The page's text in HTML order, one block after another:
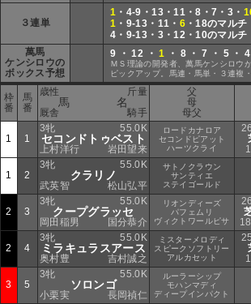
３連単
1 ・4-9・13・11・8・7・3・
1 ・9-13・11・ 6 ・18のマルチ
4・9-13・3・12・10のマルチ
萬馬
ケンシロウの
ボックス予想
9 ・ 12 ・1 ・ 8 ・ 7 ・ 5 ・ 4
ＭＳ理論の開発者、萬馬ケンシロウ
ピックアップ。馬連・馬単・３連複
枠
番
馬
番
斤量
歳性
馬 名
厩舎 騎手
父
母
母父
1 1
55.0K
3牝
セコンドトゥベスト
上村洋行 岩田望来
ロードカナロア
セコンドピアット
ハーツクライ
1 2
55.0K
3牝
クラリノ
武英智 松山弘平
サトノクラウン
サンティエ
ステイゴールド
2 3
55.0K
3牝
クープグラッセ
岡田稲男 国分恭介
リオンディーズ
パフェムリ
ヴィクトワールピサ
18
2 4
55.0K
3牝
ミラキュラスアース
奥村豊 吉村誠之
ミスターメロディ
スピークソフトリー
アルカセット
3 5
55.0K
3牝
ソロンゴ
小栗実 長岡禎仁
ルーラーシップ
モハンマディ
ディープインパクト